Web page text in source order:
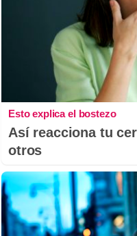
Esto explica el bostezo
Así reacciona tu
otros